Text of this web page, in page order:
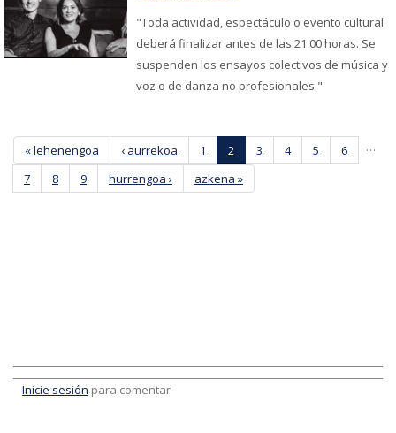
"Toda actividad, espectáculo o evento cultural
deberá finalizar antes de las 21:00 horas. Se
suspenden los ensayos colectivos de música y
voz o de danza no profesionales."
Páginas
« lehenengoa ‹ aurrekoa 1 2 3 4 5
6
7
8 9
…
hurrengoa ›
azkena »
Inicie sesión para comentar